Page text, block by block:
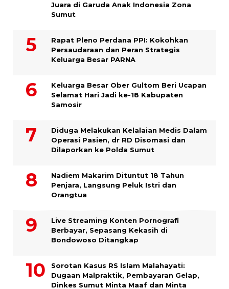
Juara di Garuda Anak Indonesia Zona
Sumut
Rapat Pleno Perdana PPI: Kokohkan
Persaudaraan dan Peran Strategis
Keluarga Besar PARNA
Keluarga Besar Ober Gultom Beri Ucapan
Selamat Hari Jadi ke-18 Kabupaten
Samosir
Diduga Melakukan Kelalaian Medis Dalam
Operasi Pasien, dr RD Disomasi dan
Dilaporkan ke Polda Sumut
​Nadiem Makarim Dituntut 18 Tahun
Penjara, Langsung Peluk Istri dan
Orangtua
Live Streaming Konten Pornografi
Berbayar, Sepasang Kekasih di
Bondowoso Ditangkap
Sorotan Kasus RS Islam Malahayati:
Dugaan Malpraktik, Pembayaran Gelap,
Dinkes Sumut Minta Maaf dan Minta